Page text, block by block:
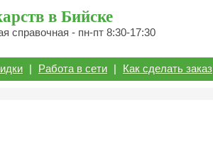
в Бийске
справочная - пн-пт 8:30-17:30
| Работа в сети | Как сделать заказ